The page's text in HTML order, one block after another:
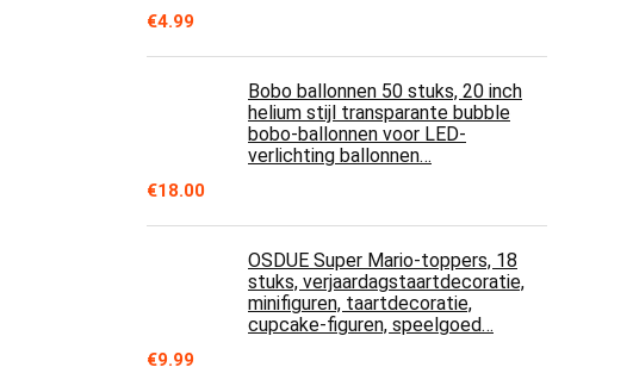
€4.99
Bobo ballonnen 50 stuks, 20 inch
helium stijl transparante bubble
bobo-ballonnen voor LED-
verlichting ballonnen…
€18.00
OSDUE Super Mario-toppers, 18
stuks, verjaardagstaartdecoratie,
minifiguren, taartdecoratie,
cupcake-figuren, speelgoed…
€9.99